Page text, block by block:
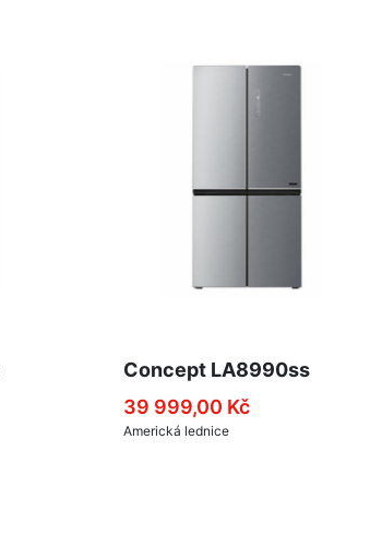
Concept LA8990ss
39 999,00 Kč
Americká lednice